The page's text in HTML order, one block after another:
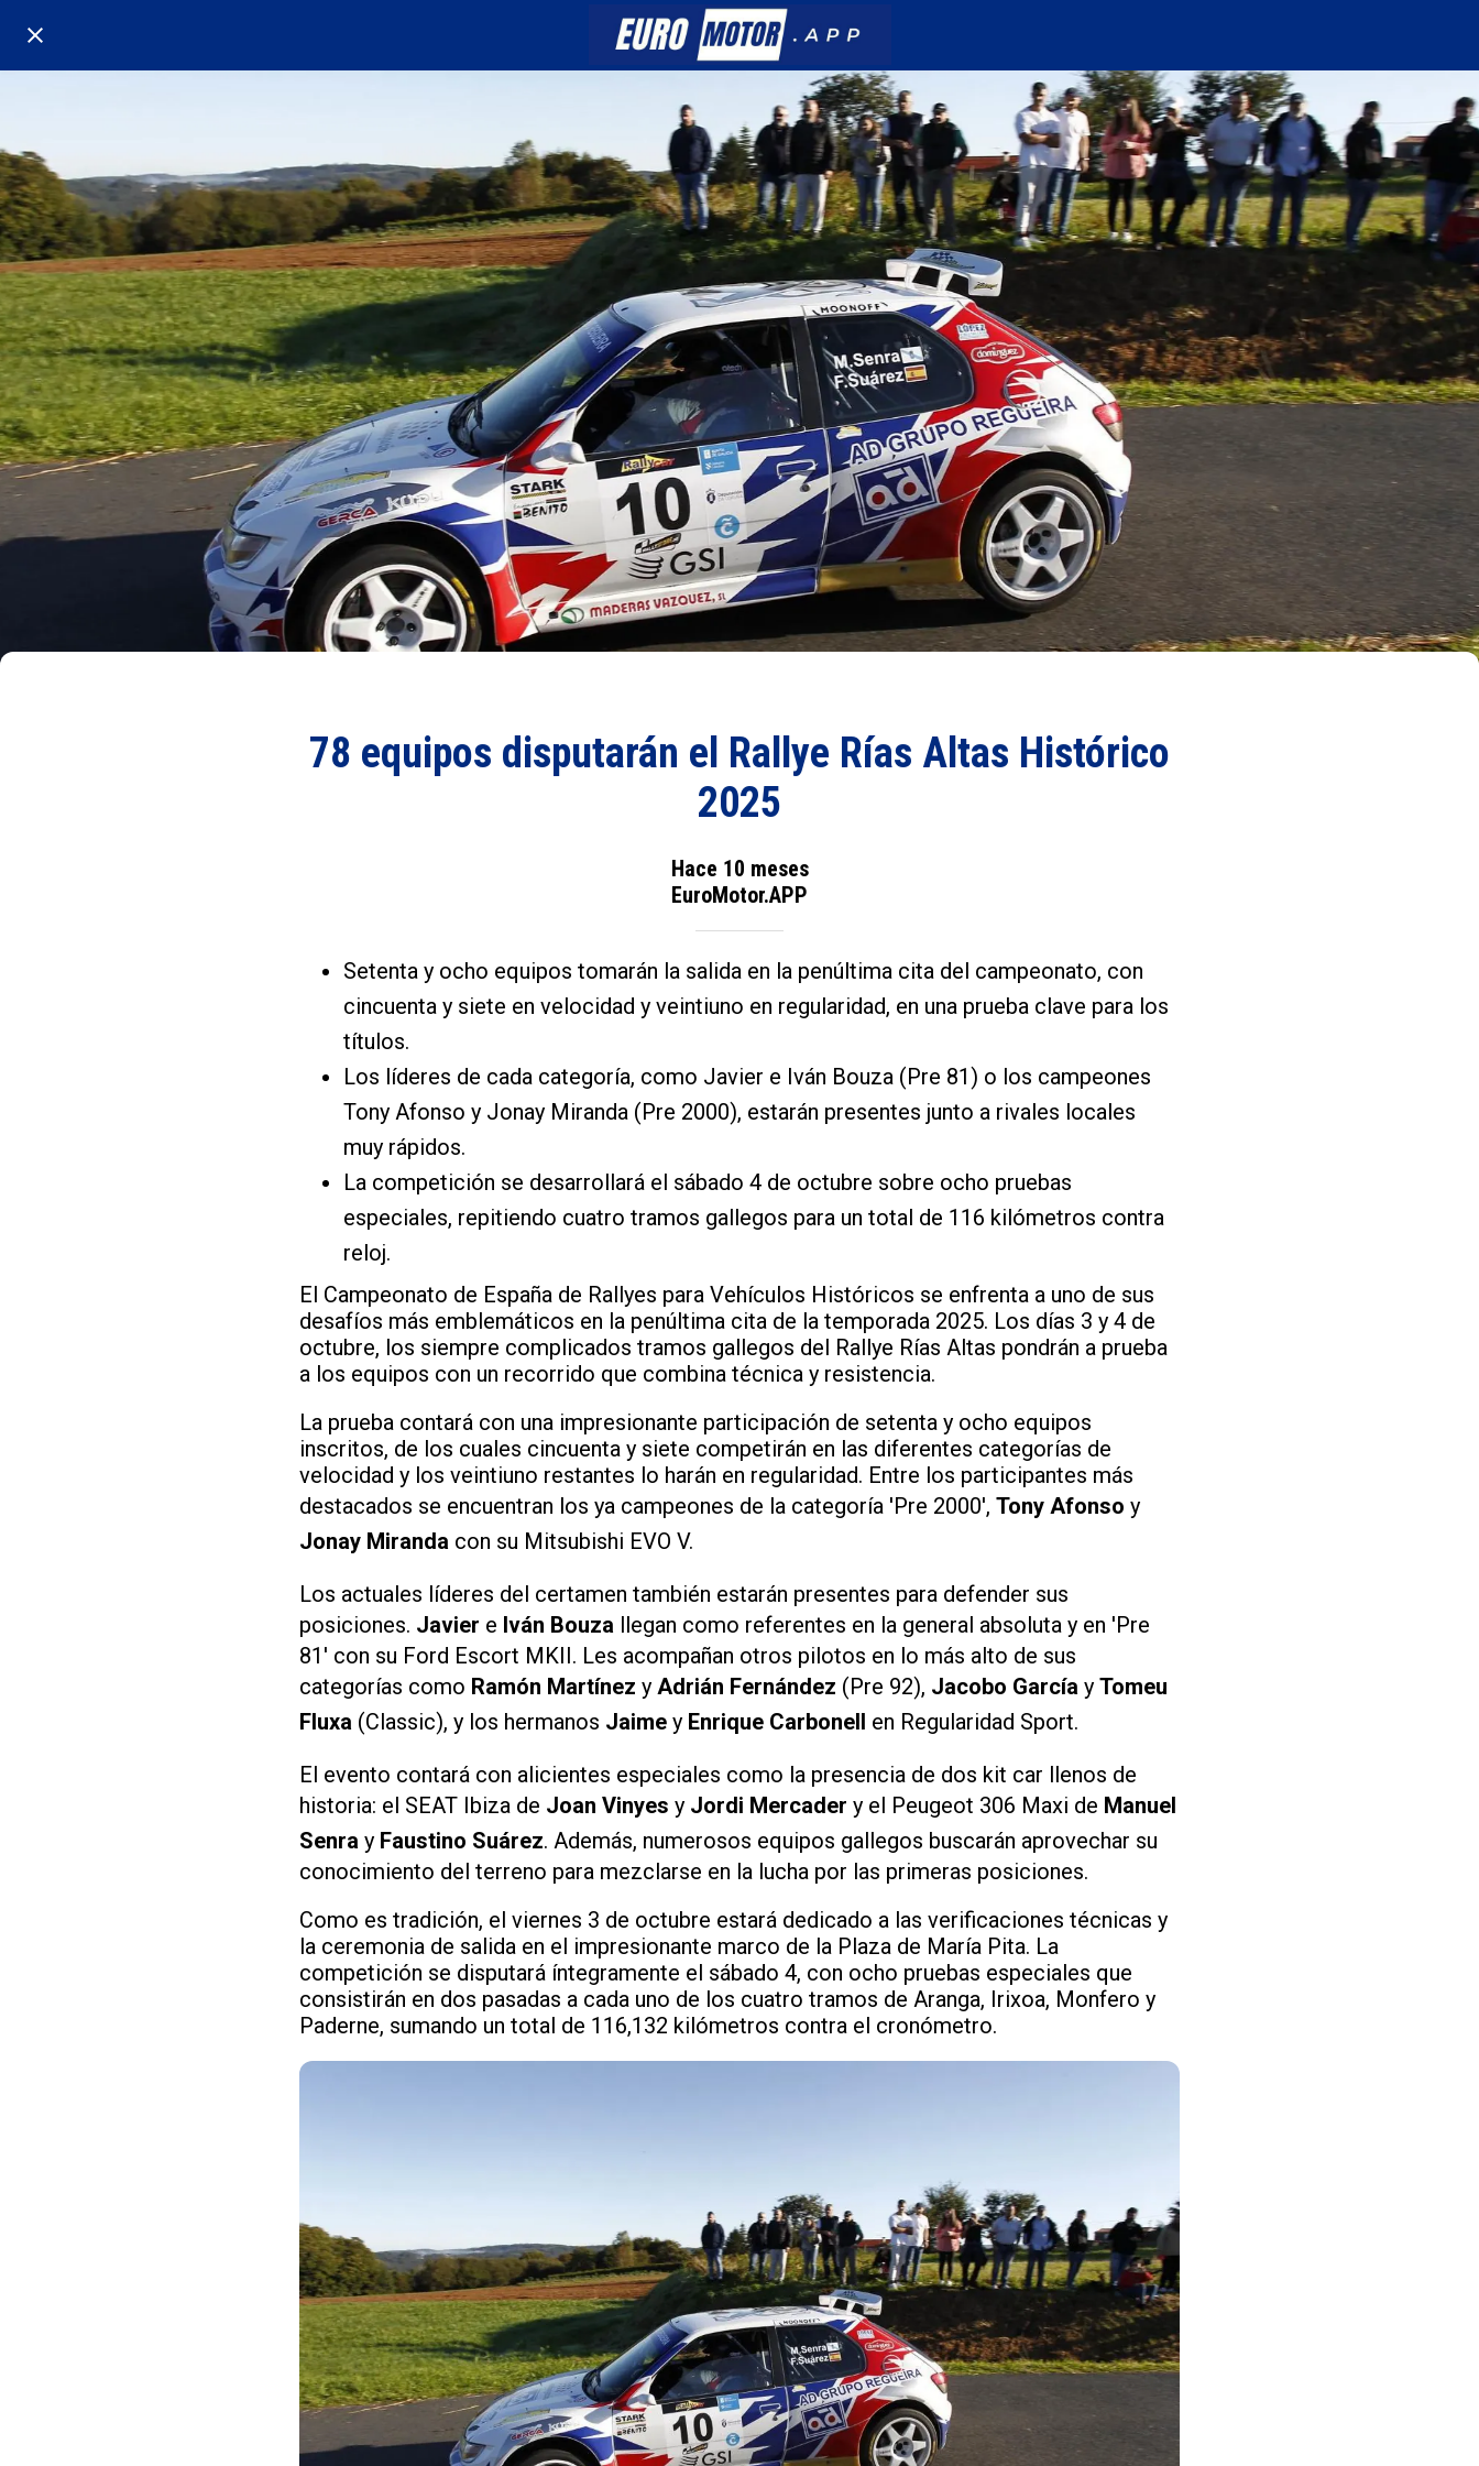
78 equipos disputarán el Rallye Rías Altas Histórico
2025
Hace 10 meses
EuroMotor.APP
Setenta y ocho equipos tomarán la salida en la penúltima cita del campeonato, con
cincuenta y siete en velocidad y veintiuno en regularidad, en una prueba clave para los
títulos.
Los líderes de cada categoría, como Javier e Iván Bouza (Pre 81) o los campeones
Tony Afonso y Jonay Miranda (Pre 2000), estarán presentes junto a rivales locales
muy rápidos.
La competición se desarrollará el sábado 4 de octubre sobre ocho pruebas
especiales, repitiendo cuatro tramos gallegos para un total de 116 kilómetros contra
reloj.
El Campeonato de España de Rallyes para Vehículos Históricos se enfrenta a uno de sus
desafíos más emblemáticos en la penúltima cita de la temporada 2025. Los días 3 y 4 de
octubre, los siempre complicados tramos gallegos del Rallye Rías Altas pondrán a prueba
a los equipos con un recorrido que combina técnica y resistencia.
La prueba contará con una impresionante participación de setenta y ocho equipos
inscritos, de los cuales cincuenta y siete competirán en las diferentes categorías de
velocidad y los veintiuno restantes lo harán en regularidad. Entre los participantes más
destacados se encuentran los ya campeones de la categoría 'Pre 2000', Tony Afonso y
Jonay Miranda con su Mitsubishi EVO V.
Los actuales líderes del certamen también estarán presentes para defender sus
posiciones. Javier e Iván Bouza llegan como referentes en la general absoluta y en 'Pre
81' con su Ford Escort MKII. Les acompañan otros pilotos en lo más alto de sus
categorías como Ramón Martínez y Adrián Fernández (Pre 92), Jacobo García y Tomeu
Fluxa (Classic), y los hermanos Jaime y Enrique Carbonell en Regularidad Sport.
El evento contará con alicientes especiales como la presencia de dos kit car llenos de
historia: el SEAT Ibiza de Joan Vinyes y Jordi Mercader y el Peugeot 306 Maxi de Manuel
Senra y Faustino Suárez. Además, numerosos equipos gallegos buscarán aprovechar su
conocimiento del terreno para mezclarse en la lucha por las primeras posiciones.
Como es tradición, el viernes 3 de octubre estará dedicado a las verificaciones técnicas y
la ceremonia de salida en el impresionante marco de la Plaza de María Pita. La
competición se disputará íntegramente el sábado 4, con ocho pruebas especiales que
consistirán en dos pasadas a cada uno de los cuatro tramos de Aranga, Irixoa, Monfero y
Paderne, sumando un total de 116,132 kilómetros contra el cronómetro.